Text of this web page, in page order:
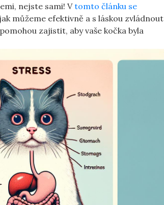
nejste sami! Vtomto článku se
můžeme efektivně a s láskou zvládnout
zajistit, aby vaše kočka byla